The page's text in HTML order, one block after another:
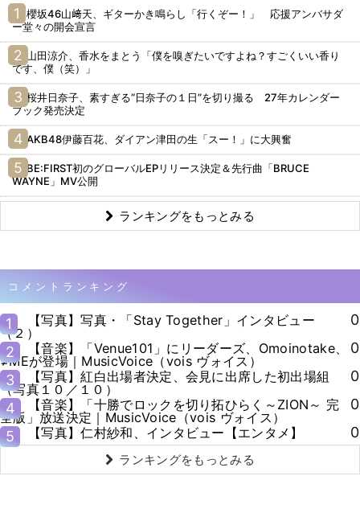
櫻坂46山﨑天、ギターかき鳴らし「行くぞー！」 応援アンバサダ
ー堂々の開会宣言
山田涼介、香水をまとう「僕を嗅ぎたいですよね？すごくいい香り
です、僕（笑）」
桜井日奈子、素すぎる“日奈子の１日”を切り撮る 27年カレンダー
ブック発売決定
AKB48伊藤百花、ダイアン津田の生「スー！」に大興奮
BE:FIRST初のグローバルEPリリース決定＆先行曲「BRUCE
WAYNE」MV公開
ランキングをもっとみる
コメントランキング
1
【写真】写真・「Stay Together」インタビュー
（２）
0
2
【音楽】「Venue101」にリーダーズ、Omoinotake、
≠MEが登場｜MusicVoice（vois ヴォイス）
0
3
【写真】紅白出場者決定、会見に出席した初出場組
（写真１０／１０）
0
4
【音楽】「十勝でロックを切り拓ひらく～ZION～ 完
全版」放送決定｜MusicVoice（vois ヴォイス）
0
5
【写真】仁村紗和、インタビュー【エンタメ】 0
ランキングをもっとみる